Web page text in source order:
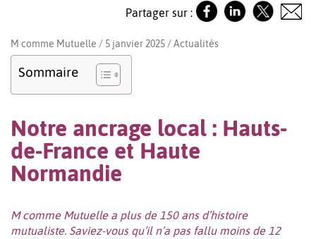
Partager sur :
M comme Mutuelle / 5 janvier 2025 /Actualités
Sommaire
Notre ancrage local : Hauts-
de-France et Haute
Normandie
M comme Mutuelle a plus de 150 ans d’histoire
mutualiste. Saviez-vous qu’il n’a pas fallu moins de 12